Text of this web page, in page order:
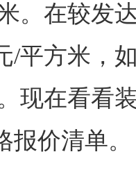
。在较发
/平方米，
现在看看
价清单。